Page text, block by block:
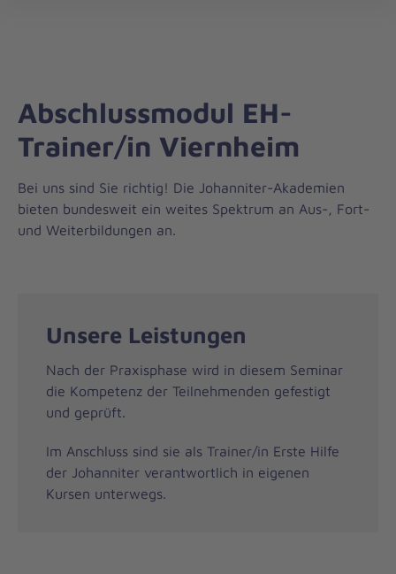
Abschlussmodul EH-
Trainer/in Viernheim
Bei uns sind Sie richtig! Die Johanniter-Akademien
bieten bundesweit ein weites Spektrum an Aus-, Fort-
und Weiterbildungen an.
Unsere Leistungen
Nach der Praxisphase wird in diesem Seminar
die Kompetenz der Teilnehmenden gefestigt
und geprüft.
Im Anschluss sind sie als Trainer/in Erste Hilfe
der Johanniter verantwortlich in eigenen
Kursen unterwegs.